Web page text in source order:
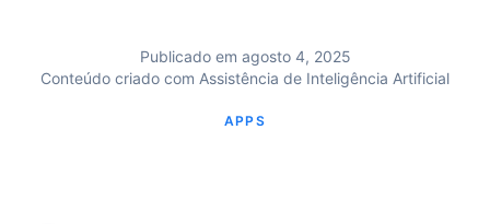
Publicado em agosto 4, 2025
Conteúdo criado com Assistência de Inteligência Artificial
APPS